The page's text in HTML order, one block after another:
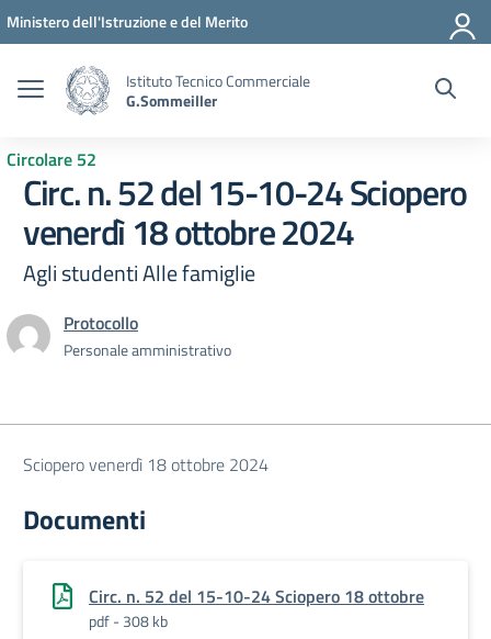
Vai ai contenuti
Vai al menu di navigazione
Vai al footer
Ministero dell'Istruzione e del Merito
Istituto Tecnico Commerciale
G.Sommeiller
Circolare 52
Circ. n. 52 del 15-10-24 Sciopero
venerdì 18 ottobre 2024
Agli studenti Alle famiglie
Protocollo
Personale amministrativo
Sciopero venerdì 18 ottobre 2024
Documenti
Circ. n. 52 del 15-10-24 Sciopero 18 ottobre
pdf - 308 kb